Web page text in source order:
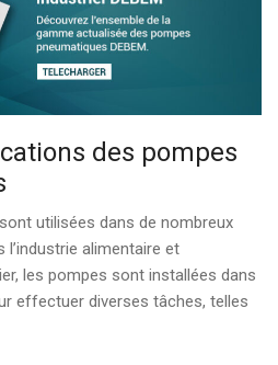
des pompes
utilisées dans de nombreux
l’industrie alimentaire et
les pompes sont installées dans
effectuer diverses tâches, telles